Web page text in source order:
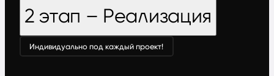
2 этап – Реализация
Индивидуально под каждый проект!